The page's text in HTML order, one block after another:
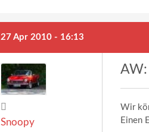
27 Apr 2010 - 16:13
Snoopy
AW:
Wir
Einen